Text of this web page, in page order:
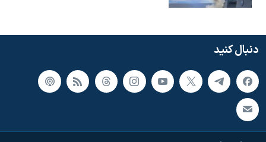
دنبال کنید